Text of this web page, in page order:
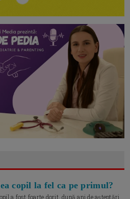
copil la fel ca pe primul?
a fost foarte dorit, după ani de așteptări